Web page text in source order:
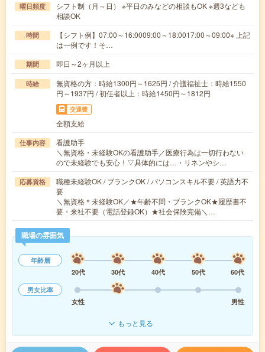
曜日頻度
シフト制（月～日） ※平日のみなどの相談もOK ※週3なども
相談OK
時間
【シフト例】07:00～16:0009:00～18:0017:00～09:00※ 上記
は一例です！そ…
期間 即日～2ヶ月以上
時給
無資格の方：時給1300円～1625円 / 介護福祉士：時給1550
円～1937円 / 初任者以上：時給1450円～1812円
交通費
全額支給
仕事内容
看護助手
＼無資格・未経験OKの看護助手／医療行為は一切行わない
ので未経験でも安心！▽具体的には…・リネンやシ…
応募資格
職種未経験OK / ブランクOK / パソコンスキル不要 / 英語力不
要
＼無資格＊未経験OK／★年齢不問・ブランクOK★履歴書不
要・来社不要（電話登録OK）★社会保険完備＼…
職場の雰囲気
年齢層
20代
30代 40代 50代
60代
男女比率
女性
男性
もっと見る